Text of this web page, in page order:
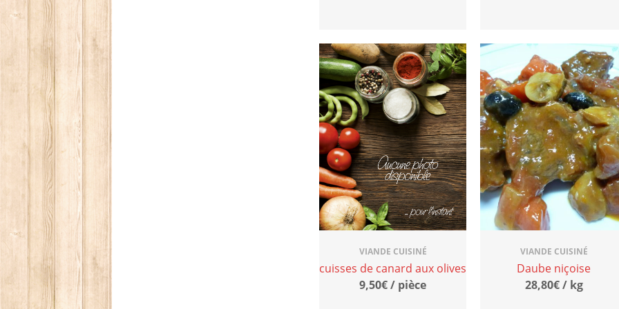
VIANDE CUISINÉ
cuisses de canard aux olives
9,50€ / pièce
VIANDE CUISINÉ
Daube niçoise
28,80€ / kg